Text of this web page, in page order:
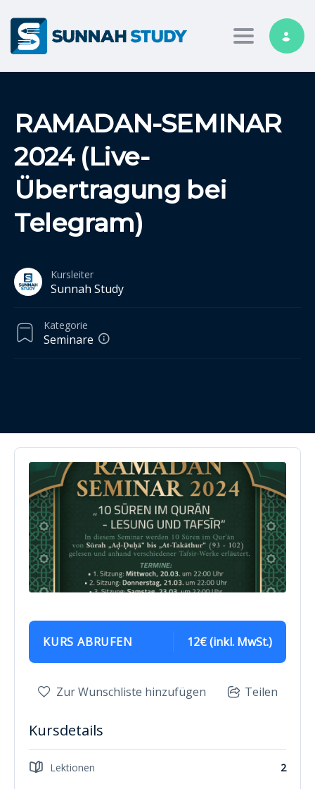
Toggle
RAMADAN-SEMINAR
2024 (Live-
Übertragung bei
Telegram)
Kursleiter
Sunnah Study
Kategorie
Seminare
KURS ABRUFEN 12€ (inkl. MwSt.)
Zur Wunschliste hinzufügen Teilen
Kursdetails
Lektionen 2